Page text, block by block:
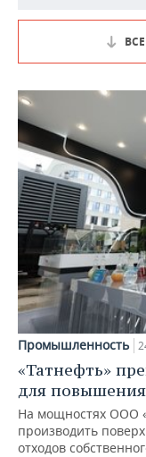
Промышленность
«Татнефть»
для
На мощностях ООО
производить
отходов